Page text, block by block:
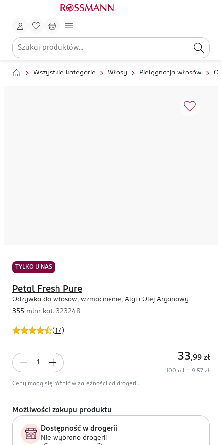
Wszystkie kategorie Włosy Pielęgnacja włosów
TYLKO U NAS
(17)
Petal Fresh Pure
Odżywka do włosów, wzmocnienie, Algi i Olej Arganowy
355 mlnr kat. 323248
33,99 zł
100 ml = 9,57 zł
Ceny mogą się różnić w zależności od drogerii.
Możliwości zakupu produktu
Dostępność w drogerii
Nie wybrano drogerii